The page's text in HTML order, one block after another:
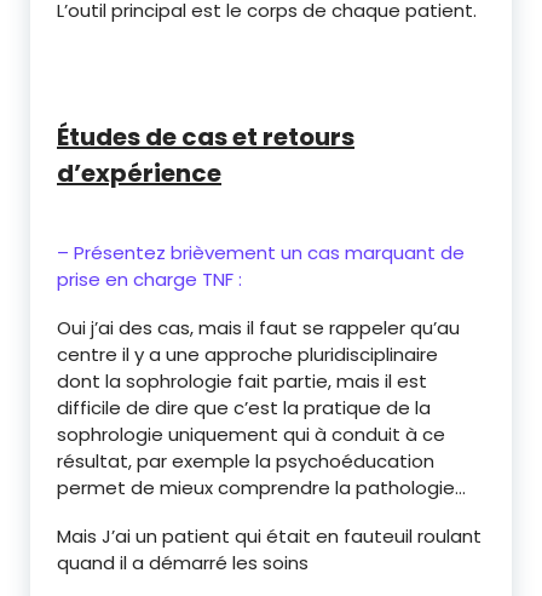
L’outil principal est le corps de chaque patient.
Études de cas et retours
d’expérience
– Présentez brièvement un cas marquant de
prise en charge TNF :
Oui j’ai des cas, mais il faut se rappeler qu’au
centre il y a une approche pluridisciplinaire
dont la sophrologie fait partie, mais il est
difficile de dire que c’est la pratique de la
sophrologie uniquement qui à conduit à ce
résultat, par exemple la psychoéducation
permet de mieux comprendre la pathologie…
Mais J’ai un patient qui était en fauteuil roulant
quand il a démarré les soins